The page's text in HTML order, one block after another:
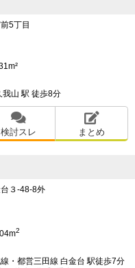
5丁目
我山 駅 徒歩8分
検討スレ まとめ
３-48-8外
2
・都営三田線 白金台 駅徒歩7分